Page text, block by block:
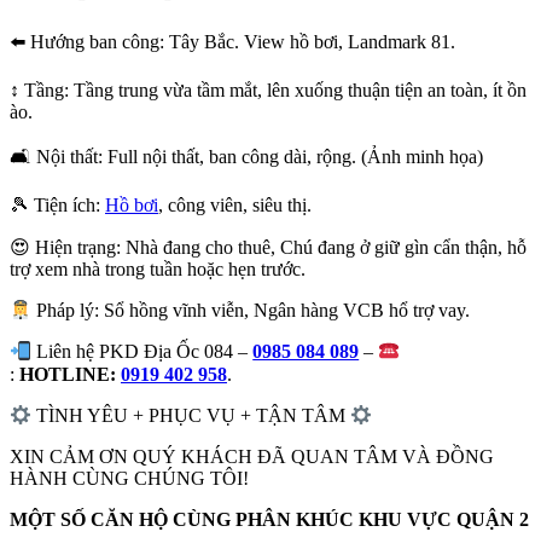
⬅️ Hướng ban công: Tây Bắc. View hồ bơi, Landmark 81.
↕️ Tầng: Tầng trung vừa tầm mắt, lên xuống thuận tiện an toàn, ít ồn
ào.
🛋 Nội thất: Full nội thất, ban công dài, rộng. (Ảnh minh họa)
🎾 Tiện ích: Hồ bơi, công viên, siêu thị.
😍 Hiện trạng: Nhà đang cho thuê, Chú đang ở giữ gìn cẩn thận, hỗ
trợ xem nhà trong tuần hoặc hẹn trước.
Pháp lý: Sổ hồng vĩnh viễn, Ngân hàng VCB hổ trợ vay.
Liên hệ PKD Địa Ốc 084 –0985 084 089 –
: HOTLINE: 0919 402 958.
TÌNH YÊU + PHỤC VỤ + TẬN TÂM
XIN CẢM ƠN QUÝ KHÁCH ĐÃ QUAN TÂM VÀ ĐỒNG
HÀNH CÙNG CHÚNG TÔI!
MỘT SỐ CĂN HỘ CÙNG PHÂN KHÚC KHU VỰC QUẬN 2